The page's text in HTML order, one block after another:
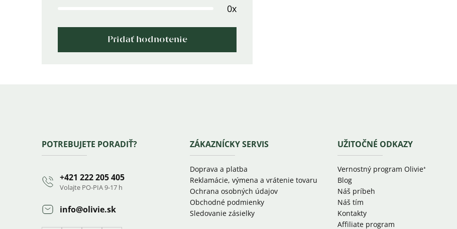
0x
Pridať hodnotenie
ZápätiePOTREBUJETE PORADIŤ?
+421 222 205 405
Volajte PO-PIA 9-17 h
info@olivie.sk
ZÁKAZNÍCKY SERVIS
Doprava a platba
Reklamácie, výmena a vrátenie tovaru
Ochrana osobných údajov
Obchodné podmienky
Sledovanie zásielky
UŽITOČNÉ ODKAZY
Vernostný program Olivie⁺
Blog
Náš príbeh
Náš tím
Kontakty
Affiliate program